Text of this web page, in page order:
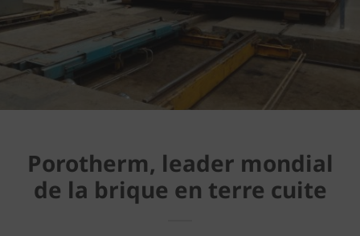
Porotherm, leader mondial
de la brique en terre cuite